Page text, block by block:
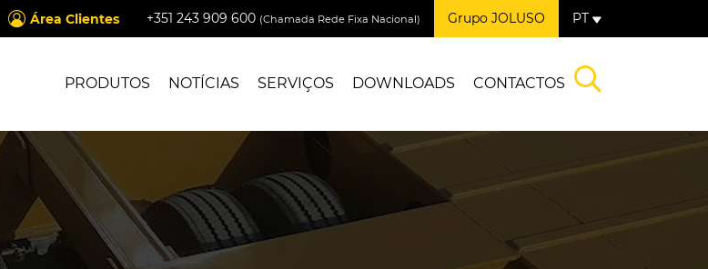
Área Clientes +351 243 909 600 (Chamada Rede Fixa Nacional) Grupo JOLUSO PT
PRODUTOS NOTÍCIAS SERVIÇOS DOWNLOADS CONTACTOS